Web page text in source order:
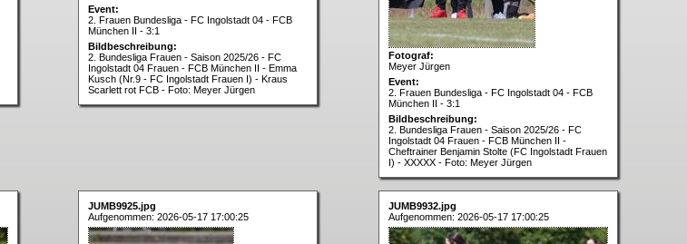
Event:
2. Frauen Bundesliga - FC Ingolstadt 04 - FCB
München II - 3:1
Bildbeschreibung:
2. Bundesliga Frauen - Saison 2025/26 - FC
Ingolstadt 04 Frauen - FCB München II - Emma
Kusch (Nr.9 - FC Ingolstadt Frauen I) - Kraus
Scarlett rot FCB - Foto: Meyer Jürgen
Fotograf:
Meyer Jürgen
Event:
2. Frauen Bundesliga - FC Ingolstadt 04 - FCB
München II - 3:1
Bildbeschreibung:
2. Bundesliga Frauen - Saison 2025/26 - FC
Ingolstadt 04 Frauen - FCB München II -
Cheftrainer Benjamin Stolte (FC Ingolstadt Frauen
I) - XXXXX - Foto: Meyer Jürgen
JUMB9925.jpg
Aufgenommen: 2026-05-17 17:00:25
JUMB9932.jpg
Aufgenommen: 2026-05-17 17:00:25